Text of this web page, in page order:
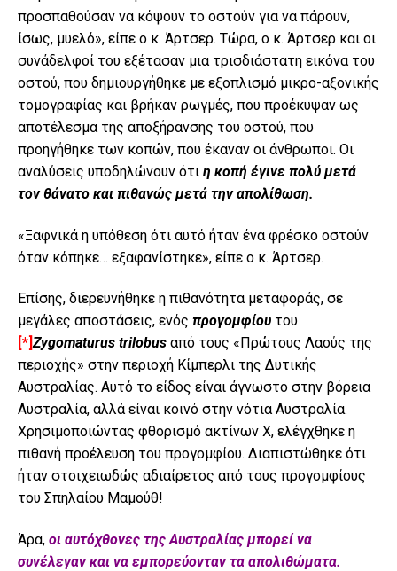
προσπαθούσαν να κόψουν το οστούν για να πάρουν,
ίσως, μυελό», είπε ο κ. Άρτσερ. Τώρα, ο κ. Άρτσερ και οι
συνάδελφοί του εξέτασαν μια τρισδιάστατη εικόνα του
οστού, που δημιουργήθηκε με εξοπλισμό μικρο-αξονικής
τομογραφίας και βρήκαν ρωγμές, που προέκυψαν ως
αποτέλεσμα της αποξήρανσης του οστού, που
προηγήθηκε των κοπών, που έκαναν οι άνθρωποι. Οι
αναλύσεις υποδηλώνουν ότι η κοπή έγινε πολύ μετά
τον θάνατο και πιθανώς μετά την απολίθωση.
«Ξαφνικά η υπόθεση ότι αυτό ήταν ένα φρέσκο ​​οστούν
όταν κόπηκε… εξαφανίστηκε», είπε ο κ. Άρτσερ.
Επίσης, διερευνήθηκε η πιθανότητα μεταφοράς, σε
μεγάλες αποστάσεις, ενός προγομφίου του
[*]Zygomaturus trilobus από τους «Πρώτους Λαούς της
περιοχής» στην περιοχή Κίμπερλι της Δυτικής
Αυστραλίας. Αυτό το είδος είναι άγνωστο στην βόρεια
Αυστραλία, αλλά είναι κοινό στην νότια Αυστραλία.
Χρησιμοποιώντας φθορισμό ακτίνων Χ, ελέγχθηκε η
πιθανή προέλευση του προγομφίου. Διαπιστώθηκε ότι
ήταν στοιχειωδώς αδιαίρετος από τους προγομφίους
του Σπηλαίου Μαμούθ!
Άρα, οι αυτόχθονες της Αυστραλίας μπορεί να
συνέλεγαν και να εμπορεύονταν τα απολιθώματα.